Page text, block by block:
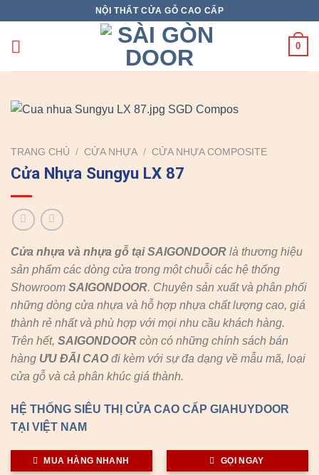
content
NỘI THẤT CỬA GỖ CAO CẤP
0
TRANG CHỦ / CỬA NHỰA / CỬA NHỰA COMPOSITE
Cửa Nhựa Sungyu LX 87
Cửa nhựa và nhựa gỗ tại SAIGONDOOR là thương hiệu
sản phẩm các dòng cửa trong một chuỗi các hệ thống
Showroom SAIGONDOOR. Chuyên sản xuất và phân phối
những dòng cửa nhựa và hỗ hợp nhựa chất lượng cao, giá
thành rẻ nhất và phù hợp với mọi nhu cầu khách hàng.
Trên hết, SAIGONDOOR còn có những chính sách bán
hàng ƯU ĐÃI CAO đi kèm với sự đa dạng về mẫu mã, loại
cửa gỗ và cả phân khúc giá thành.
HỆ THỐNG SIÊU THỊ CỬA CAO CẤP GIAHUYDOOR
TẠI VIỆT NAM
MUA HÀNG NHANH GỌI NGAY